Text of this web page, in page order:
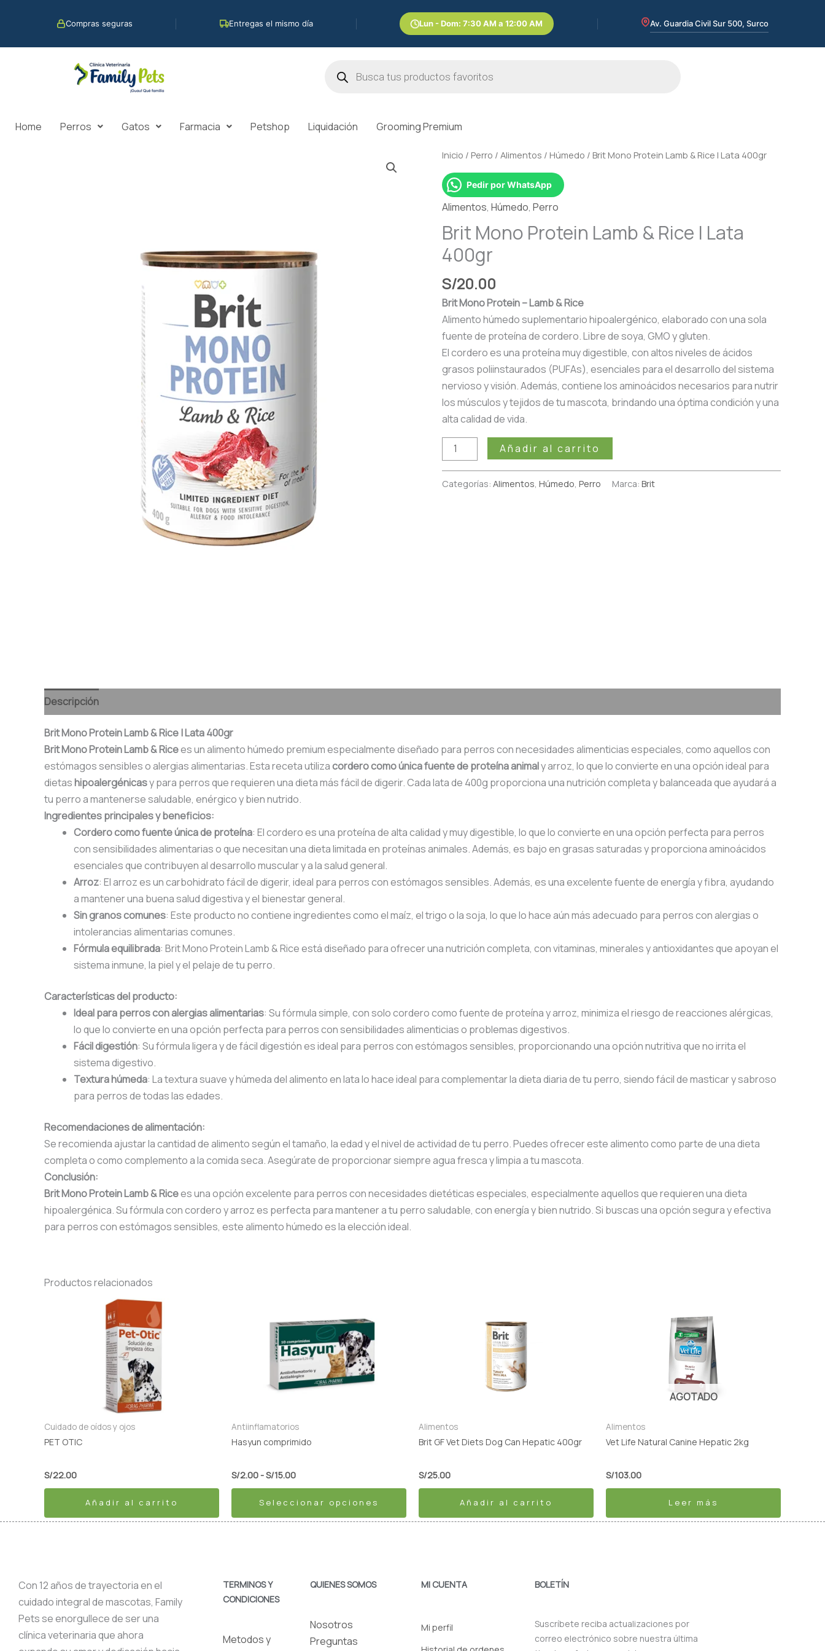
Compras seguras Entregas el mismo día Lun - Dom: 7:30 AM a 12:00 AM Av. Guardia Civil Sur 500, Surco
productos
Home Perros Gatos Farmacia Petshop Liquidación Grooming Premium
Inicio / Perro / Alimentos / Húmedo / Brit Mono Protein Lamb & Rice | Lata 400gr
Pedir por WhatsApp
Alimentos, Húmedo, Perro
Brit Mono Protein Lamb & Rice | Lata
400gr
S/20.00
Brit Mono Protein – Lamb & Rice
Alimento húmedo suplementario hipoalergénico, elaborado con una sola
fuente de proteína de cordero. Libre de soya, GMO y gluten.
El cordero es una proteína muy digestible, con altos niveles de ácidos
grasos poliinstaurados (PUFAs), esenciales para el desarrollo del sistema
nervioso y visión. Además, contiene los aminoácidos necesarios para nutrir
los músculos y tejidos de tu mascota, brindando una óptima condición y una
alta calidad de vida.
Brit
Mono
Protein
Lamb
Rice
|
400gr
cantidad
Añadir al carrito
Categorías: Alimentos, Húmedo, Perro Marca: Brit
Descripción
Brit Mono Protein Lamb & Rice | Lata 400gr
Brit Mono Protein Lamb & Ricees un alimento húmedo premium especialmente diseñado para perros con necesidades alimenticias especiales, como aquellos con
estómagos sensibles o alergias alimentarias. Esta receta utiliza cordero como única fuente de proteína animaly arroz, lo que lo convierte en una opción ideal para
dietashipoalergénicasy para perros que requieren una dieta más fácil de digerir. Cada lata de 400g proporciona una nutrición completa y balanceada que ayudará a
tu perro a mantenerse saludable, enérgico y bien nutrido.
Ingredientes principales y beneficios:
Cordero como fuente única de proteína: El cordero es una proteína de alta calidad y muy digestible, lo que lo convierte en una opción perfecta para perros
con sensibilidades alimentarias o que necesitan una dieta limitada en proteínas animales. Además, es bajo en grasas saturadas y proporciona aminoácidos
esenciales que contribuyen al desarrollo muscular y a la salud general.
Arroz: El arroz es un carbohidrato fácil de digerir, ideal para perros con estómagos sensibles. Además, es una excelente fuente de energía y fibra, ayudando
a mantener una buena salud digestiva y el bienestar general.
Sin granos comunes: Este producto no contiene ingredientes como el maíz, el trigo o la soja, lo que lo hace aún más adecuado para perros con alergias o
intolerancias alimentarias comunes.
Fórmula equilibrada: Brit Mono Protein Lamb & Rice está diseñado para ofrecer una nutrición completa, con vitaminas, minerales y antioxidantes que apoyan el
sistema inmune, la piel y el pelaje de tu perro.
Características del producto:
Ideal para perros con alergias alimentarias: Su fórmula simple, con solo cordero como fuente de proteína y arroz, minimiza el riesgo de reacciones alérgicas,
lo que lo convierte en una opción perfecta para perros con sensibilidades alimenticias o problemas digestivos.
Fácil digestión: Su fórmula ligera y de fácil digestión es ideal para perros con estómagos sensibles, proporcionando una opción nutritiva que no irrita el
sistema digestivo.
Textura húmeda: La textura suave y húmeda del alimento en lata lo hace ideal para complementar la dieta diaria de tu perro, siendo fácil de masticar y sabroso
para perros de todas las edades.
Recomendaciones de alimentación:
Se recomienda ajustar la cantidad de alimento según el tamaño, la edad y el nivel de actividad de tu perro. Puedes ofrecer este alimento como parte de una dieta
completa o como complemento a la comida seca. Asegúrate de proporcionar siempre agua fresca y limpia a tu mascota.
Conclusión:
Brit Mono Protein Lamb & Ricees una opción excelente para perros con necesidades dietéticas especiales, especialmente aquellos que requieren una dieta
hipoalergénica. Su fórmula con cordero y arroz es perfecta para mantener a tu perro saludable, con energía y bien nutrido. Si buscas una opción segura y efectiva
para perros con estómagos sensibles, este alimento húmedo es la elección ideal.
Productos relacionados
Cuidado de oídos y ojos
PET OTIC
S/22.00
Añadir al carrito
Antiinflamatorios
Hasyun comprimido
S/2.00-S/15.00
precios:
desde
S/2.00
hasta
S/15.00
Seleccionar opciones
producto
se
pueden
en
la
página
de
Alimentos
Brit GF Vet Diets Dog Can Hepatic 400gr
S/25.00
Añadir al carrito
AGOTADO
Alimentos
Vet Life Natural Canine Hepatic 2kg
S/103.00
Leer más
Con 12 años de trayectoria en el
cuidado integral de mascotas, Family
Pets se enorgullece de ser una
clínica veterinaria que ahora
TERMINOS Y
CONDICIONES
Metodos y
QUIENES SOMOS
Nosotros
Preguntas
MI CUENTA
Mi perfil
BOLETÍN
Suscríbete reciba actualizaciones por
correo electrónico sobre nuestra última